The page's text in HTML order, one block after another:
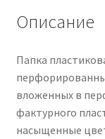
Описание
Папка
вложенных в
фактурного
насыщенные